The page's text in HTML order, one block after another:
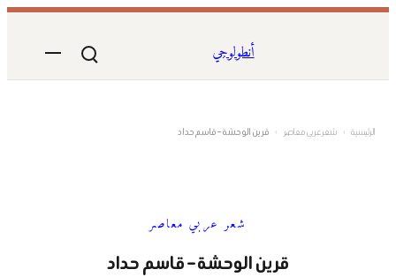
المحتوى
أنطولوجي
الرئيسية › شعر عربي معاصر › قرين الوحشة – قاسم حداد
شعر عربي معاصر
قرين الوحشة – قاسم حداد